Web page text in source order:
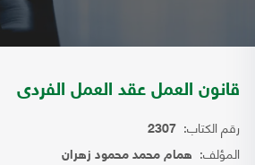
قانون العمل عقد العمل الفردى
رقم الكتاب: 2307
المؤلف: همام محمد محمود زهران